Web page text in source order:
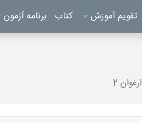
تقویم آموزش کتاب برنامه آزمون
ارغوان 2